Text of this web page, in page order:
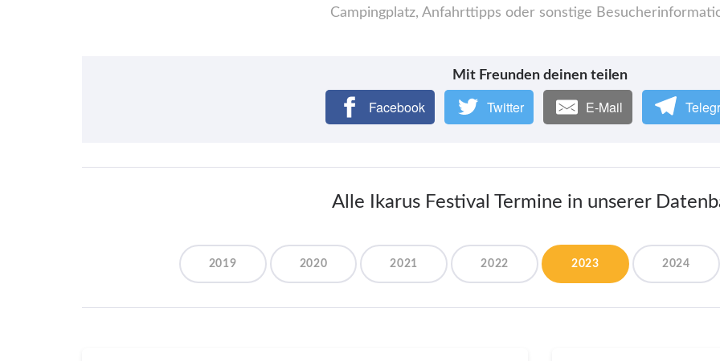
Campingplatz, Anfahrttipps oder sonstige
Mit Freunden deinen teilen
Facebook Twitter E-Mail
Alle Ikarus Festival Termine in unserer
2019 2020 2021 2022 2023 2024